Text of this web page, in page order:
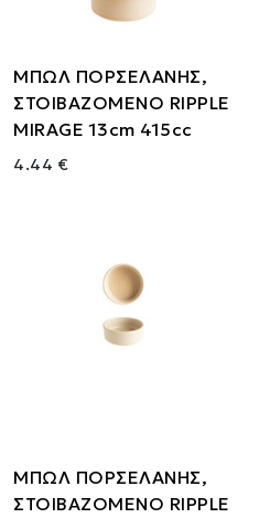
ΜΠΩΛ ΠΟΡΣΕΛΑΝΗΣ,
ΣΤΟΙΒΑΖΟΜΕΝΟ RIPPLE
MIRAGE 13cm 415cc
4.44 €
ΜΠΩΛ ΠΟΡΣΕΛΑΝΗΣ,
ΣΤΟΙΒΑΖΟΜΕΝΟ RIPPLE